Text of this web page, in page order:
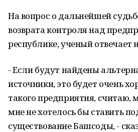
На вопрос о дальнейшей
возврата контроля над
республике, ученый отвечает
- Если будут найдены
источники, это будет очень
такого предприятия,
мне не хотелось бы ставить
существование Башсоды, -